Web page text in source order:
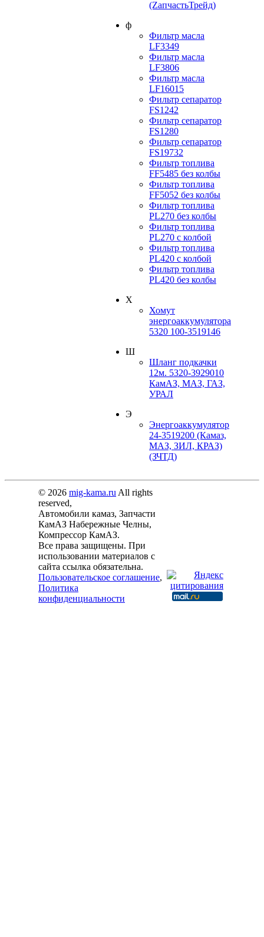
(ZапчастьТрейд)
ф
Фильтр масла
LF3349
Фильтр масла
LF3806
Фильтр масла
LF16015
Фильтр сепаратор
FS1242
Фильтр сепаратор
FS1280
Фильтр сепаратор
FS19732
Фильтр топлива
FF5485 без колбы
Фильтр топлива
FF5052 без колбы
Фильтр топлива
PL270 без колбы
Фильтр топлива
PL270 с колбой
Фильтр топлива
PL420 с колбой
Фильтр топлива
PL420 без колбы
Х
Хомут
энергоаккумулятора
5320 100-3519146
Ш
Шланг подкачки
12м. 5320-3929010
КамАЗ, МАЗ, ГАЗ,
УРАЛ
Э
Энергоаккумулятор
24-3519200 (Камаз,
МАЗ, ЗИЛ, КРАЗ)
(ЗЧТД)
© 2026 mig-kama.ru All rights
reserved,
Автомобили камаз, Запчасти
КамАЗ Набережные Челны,
Компрессор КамАЗ.
Все права защищены. При
использовании материалов с
сайта ссылка обязательна.
Пользовательское соглашение,
Политика
конфиденциальности